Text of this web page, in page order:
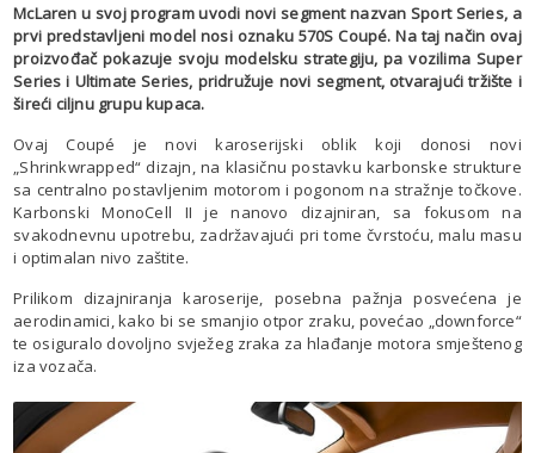
McLaren u svoj program uvodi novi segment nazvan Sport Series, a
prvi predstavljeni model nosi oznaku 570S Coupé. Na taj način ovaj
proizvođač pokazuje svoju modelsku strategiju, pa vozilima Super
Series i Ultimate Series, pridružuje novi segment, otvarajući tržište i
šireći ciljnu grupu kupaca.
Ovaj Coupé je novi karoserijski oblik koji donosi novi
„Shrinkwrapped“ dizajn, na klasičnu postavku karbonske strukture
sa centralno postavljenim motorom i pogonom na stražnje točkove.
Karbonski MonoCell II je nanovo dizajniran, sa fokusom na
svakodnevnu upotrebu, zadržavajući pri tome čvrstoću, malu masu
i optimalan nivo zaštite.
Prilikom dizajniranja karoserije, posebna pažnja posvećena je
aerodinamici, kako bi se smanjio otpor zraku, povećao „downforce“
te osiguralo dovoljno svježeg zraka za hlađanje motora smještenog
iza vozača.